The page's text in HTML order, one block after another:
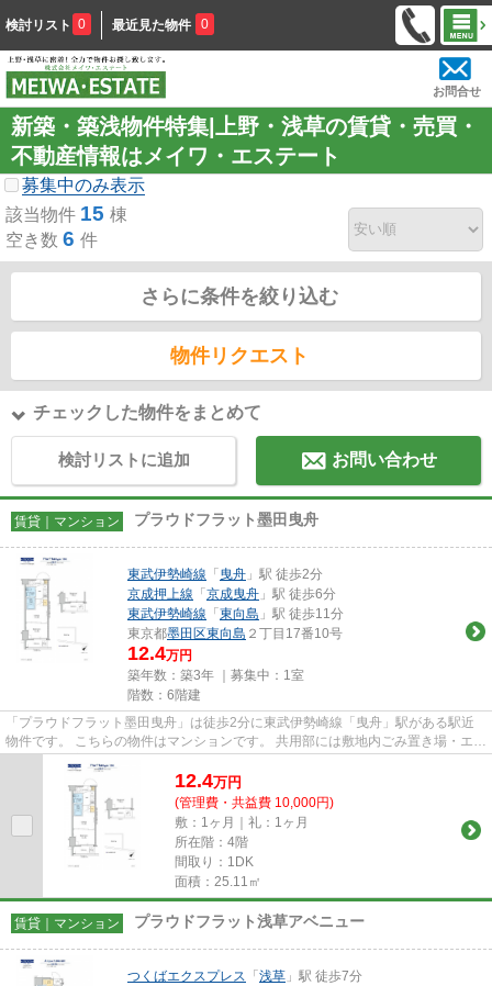
検討リスト 0 最近見た物件 0
お問合せ
新築・築浅物件特集|上野・浅草の賃貸・売買・
不動産情報はメイワ・エステート
募集中のみ表示
該当物件 15 棟
空き数 6 件
さらに条件を絞り込む
物件リクエスト
チェックした物件をまとめて
検討リストに追加 お問い合わせ
賃貸｜マンション プラウドフラット墨田曳舟
東武伊勢崎線 「 曳舟 」駅 徒歩2分
京成押上線 「 京成曳舟 」駅 徒歩6分
東武伊勢崎線 「 東向島 」駅 徒歩11分
東京都墨田区東向島 ２丁目17番10号
12.4万円
築年数：築3年 ｜募集中： 1室
階数：6階建
「プラウドフラット墨田曳舟」は徒歩2分に東武伊勢崎線「曳舟」駅がある駅近
物件です。 こちらの物件はマンションです。 共用部には敷地内ごみ置き場・エレ
ベーター・宅配ボックスな...
12.4万円
(管理費・共益費 10,000円)
敷：1ヶ月｜礼：1ヶ月
所在階：4階
間取り：1DK
面積：25.11㎡
賃貸｜マンション プラウドフラット浅草アベニュー
つくばエクスプレス 「 浅草 」駅 徒歩7分